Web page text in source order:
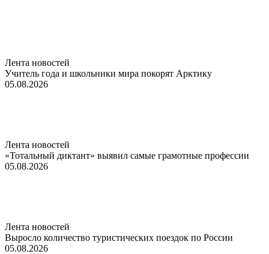
Лента новостей
Учитель года и школьники мира покорят Арктику
05.08.2026
Лента новостей
«Тотальный диктант» выявил самые грамотные профессии
05.08.2026
Лента новостей
Выросло количество туристических поездок по России
05.08.2026